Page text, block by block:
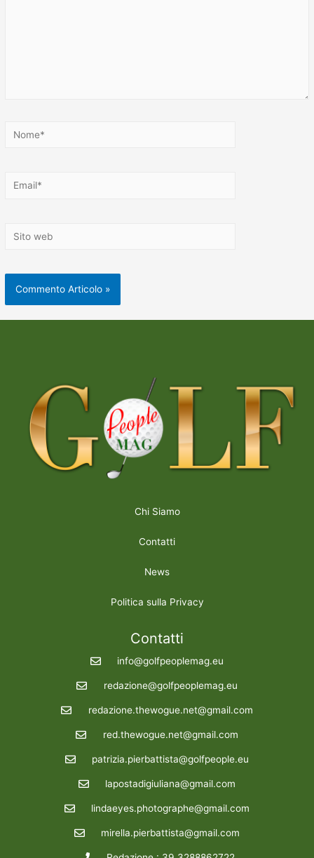
Chi Siamo
Contatti
News
Politica sulla Privacy
Contatti
info@golfpeoplemag.eu
redazione@golfpeoplemag.eu
redazione.thewogue.net@gmail.com
red.thewogue.net@gmail.com
patrizia.pierbattista@golfpeople.eu
lapostadigiuliana@gmail.com
lindaeyes.photographe@gmail.com
mirella.pierbattista@gmail.com